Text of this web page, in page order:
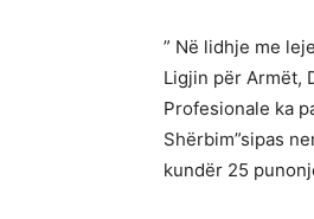
” Në lidhje me
Ligjin për Armët,
Profesionale ka
Shërbim”sipas
kundër 25